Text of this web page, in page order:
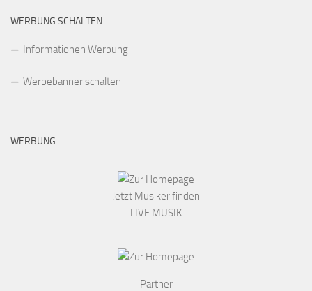
WERBUNG SCHALTEN
Informationen Werbung
Werbebanner schalten
WERBUNG
Jetzt Musiker finden
LIVE MUSIK
Partner